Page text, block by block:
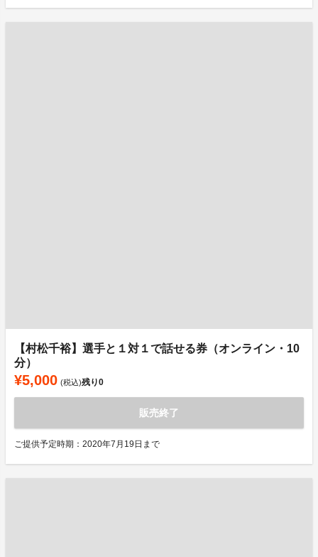
【村松千裕】選手と１対１で話せる券（オンライン・10
分）
¥5,000 (税込)残り0
販売終了
ご提供予定時期：2020年7月19日まで